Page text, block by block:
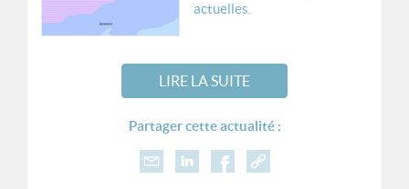
actuelles.
LIRE LA SUITE
Partager cette actualité :